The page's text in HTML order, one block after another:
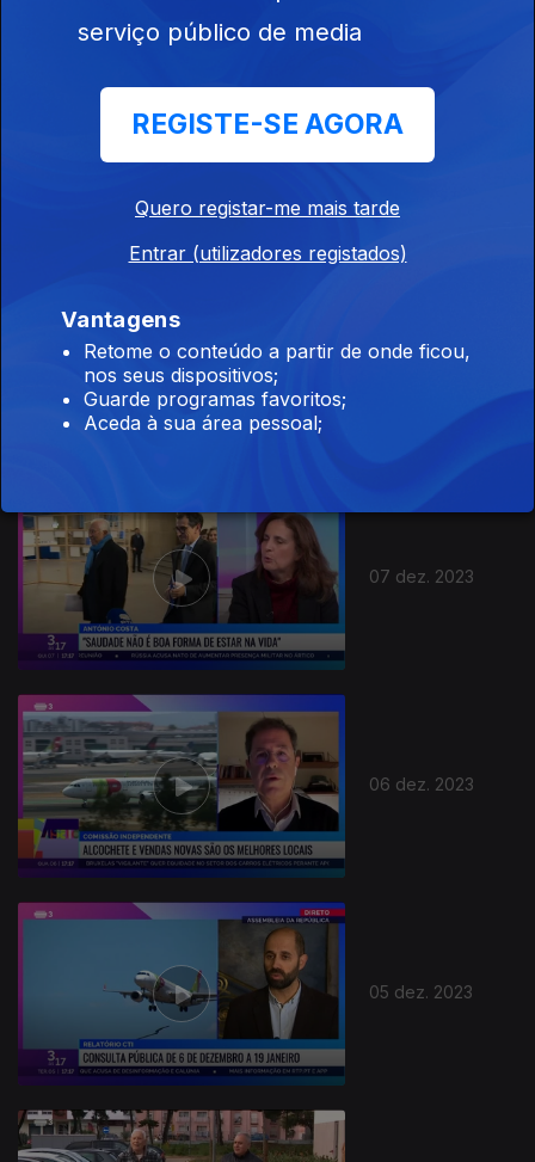
10 dez. 2023
09 dez. 2023
07 dez. 2023
06 dez. 2023
05 dez. 2023
serviço público de media
REGISTE-SE AGORA
Quero registar-me mais tarde
Entrar (utilizadores registados)
Vantagens
Retome o conteúdo a partir de onde ficou,
nos seus dispositivos;
Guarde programas favoritos;
Aceda à sua área pessoal;